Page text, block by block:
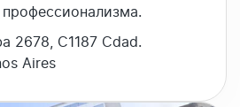
2678, C1187 Cdad.
Aires